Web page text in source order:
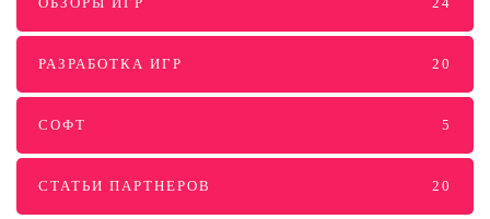
РАЗРАБОТКА ИГР 20
СОФТ 5
СТАТЬИ ПАРТНЕРОВ 20